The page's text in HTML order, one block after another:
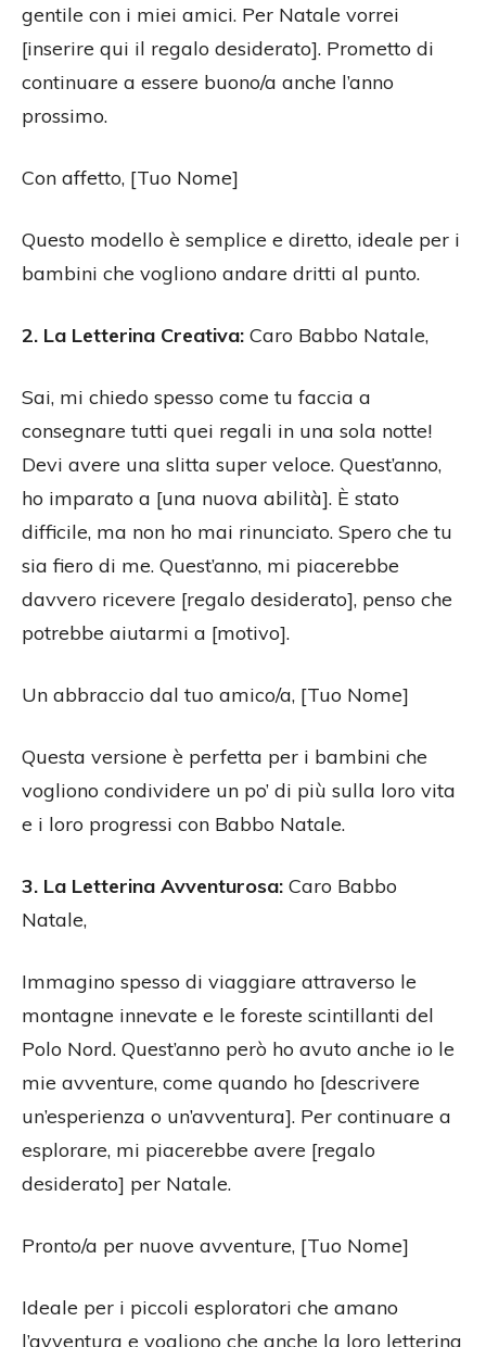
gentile con i miei amici. Per Natale vorrei
[inserire qui il regalo desiderato]. Prometto di
continuare a essere buono/a anche l’anno
prossimo.
Con affetto, [Tuo Nome]
Questo modello è semplice e diretto, ideale per i
bambini che vogliono andare dritti al punto.
2. La Letterina Creativa: Caro Babbo Natale,
Sai, mi chiedo spesso come tu faccia a
consegnare tutti quei regali in una sola notte!
Devi avere una slitta super veloce. Quest’anno,
ho imparato a [una nuova abilità]. È stato
difficile, ma non ho mai rinunciato. Spero che tu
sia fiero di me. Quest’anno, mi piacerebbe
davvero ricevere [regalo desiderato], penso che
potrebbe aiutarmi a [motivo].
Un abbraccio dal tuo amico/a, [Tuo Nome]
Questa versione è perfetta per i bambini che
vogliono condividere un po’ di più sulla loro vita
e i loro progressi con Babbo Natale.
3. La Letterina Avventurosa: Caro Babbo
Natale,
Immagino spesso di viaggiare attraverso le
montagne innevate e le foreste scintillanti del
Polo Nord. Quest’anno però ho avuto anche io le
mie avventure, come quando ho [descrivere
un’esperienza o un’avventura]. Per continuare a
esplorare, mi piacerebbe avere [regalo
desiderato] per Natale.
Pronto/a per nuove avventure, [Tuo Nome]
Ideale per i piccoli esploratori che amano
l’avventura e vogliono che anche la loro letterina